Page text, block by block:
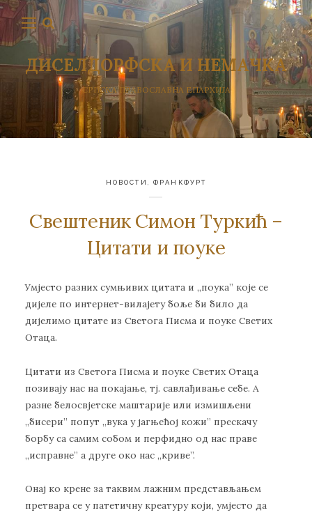
ДИСЕЛДОРФСКА И НЕМАЧКА
СРПСКА ПРАВОСЛАВНА ЕПАРХИЈА
НОВОСТИ ФРАНКФУРТ
Свештеник Симон Туркић –
Цитати и поуке
Умјесто разних сумњивих цитата и ,,поука” које се
дијеле по интернет-вилајету боље би било да
дијелимо цитате из Светога Писма и поуке Светих
Отаца.
Цитати из Светога Писма и поуке Светих Отаца
позивају нас на покајање, тј. савлађивање себе. А
разне белосвјетске маштарије или измишљени
,,бисери” попут ,,вука у јагњећој кожи” прескачу
борбу са самим собом и перфидно од нас праве
,,исправне” а друге око нас ,,криве”.
Онај ко крене за таквим лажним представљањем
претвара се у патетичну креатуру који, умјесто да